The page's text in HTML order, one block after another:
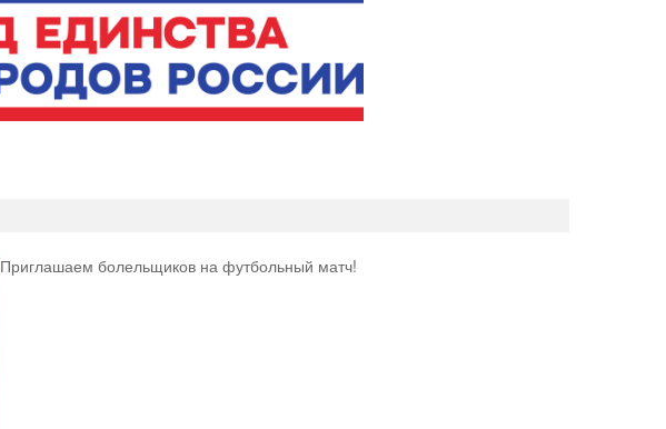
Приглашаем болельщиков на футбольный матч!